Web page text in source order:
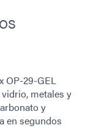
OP-29-GEL
metales y
y
en segundos